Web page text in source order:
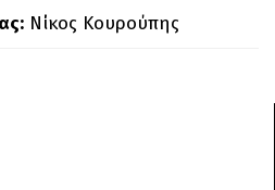
Νίκος Κουρούπης